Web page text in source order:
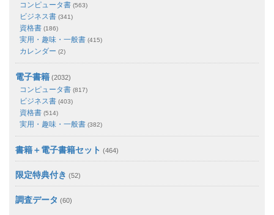
コンピュータ書 (563)
ビジネス書 (341)
資格書 (186)
実用・趣味・一般書 (415)
カレンダー (2)
電子書籍 (2032)
コンピュータ書 (817)
ビジネス書 (403)
資格書 (514)
実用・趣味・一般書 (382)
書籍＋電子書籍セット (464)
限定特典付き (52)
調査データ (60)